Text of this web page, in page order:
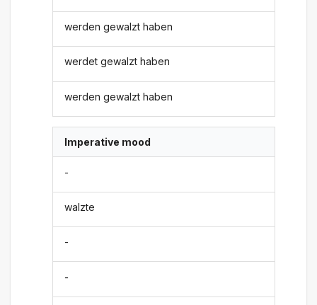
werden gewalzt haben
werdet gewalzt haben
werden gewalzt haben
Imperative mood
-
walzte
-
-